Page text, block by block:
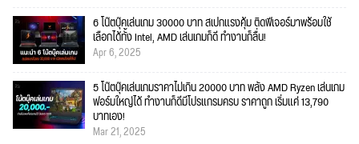
6 โน๊ตบุ๊คเล่นเกม 30000 บาท สเปกแรงคุ้ม ติดฟีเจอร์มาพร้อมใช้
เลือกได้ทั้ง Intel, AMD เล่นเกมก็ดี ทำงานก็ลื่น!
Apr 6, 2025
5 โน๊ตบุ๊คเล่นเกมราคาไม่เกิน 20000 บาท พลัง AMD Ryzen เล่นเกม
ฟอร์มใหญ่ได้ ทำงานก็ดีมีโปรแกรมครบ ราคาถูก เริ่มแค่ 13,790
บาทเอง!
Mar 21, 2025